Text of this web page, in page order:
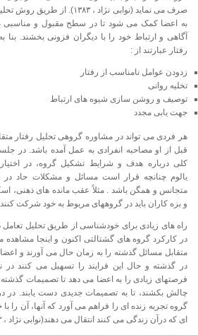
صرف می نماید (نوابی نژاد ،
به اعضا کمک می شود تا در سطح مقبول و مناسبی با
آگاهی و ارتباط خود را با دیگران فزونی بخشند. بنا
رفتار عبارتند از :
زدودن عوامل نامناسب از رفتار
تخلیه روانی
توصیف و روشن سازی شیوه های ارتباط
جهت یابی مجدد
هر فردی می تواند در مشاوره گروهی تحلیل رفتار
قبل از او مصاحبه انفرادی به عمل آمده باشد. در
کلی درباره هدف و شرایط تشکیل گروه، در
یالوم چنانچه قرار است مسائل و مشکلات حاد در
متجانس و همگن باشد . مثلاً عقب مانده های ذهنی،
و بزه کاران باید در گروههای مربوط به خود شرکت کنند(شفیع
راه های زیادی برای خودشناسی از طریق تحلیل تعامل
در کارکرد گروه های گشتالتی اکنون و اینجا
متقابل مسائل گذشته را به زمان حال می آورند و
در گذشته و حال این فرایند را تسهیل می کنند در
فرصتهای زیادی را به اعضا می دهد تا تصمیمات گذشته
چالش بکشند، تا به تصمیمات جدیدی دست یابند. در
گروه تجربه زنده ای را فراهم می آورد که آنها، آن را
ای که درآن زندگی می کنند انتقال می دهند(نوابی نژاد ، ۱۳۸۳).